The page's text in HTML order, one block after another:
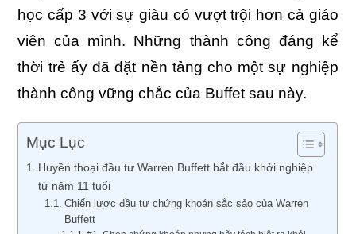
học cấp 3 với sự giàu có vượt trội hơn cả giáo
viên của mình. Những thành công đáng kể
thời trẻ ấy đã đặt nền tảng cho một sự nghiệp
thành công vững chắc của Buffet sau này.
Mục Lục
Huyền thoại đầu tư Warren Buffett bắt đầu khởi nghiệp
từ năm 11 tuổi
Chiến lược đầu tư chứng khoán sắc sảo của Warren
Buffett